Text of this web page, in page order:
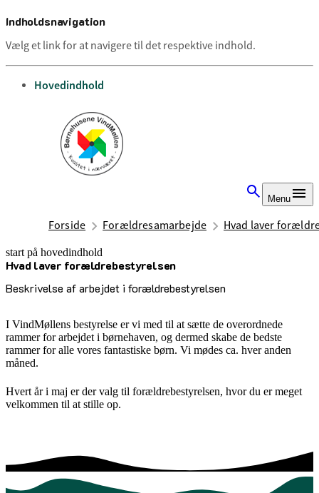
Indholdsnavigation
Vælg et link for at navigere til det respektive indhold.
gå til
Hovedindhold
Menu
Forside Forældresamarbejde Hvad laver
start på hovedindhold
Hvad laver forældrebestyrelsen
Beskrivelse af arbejdet i forældrebestyrelsen
senest opdateret 12. august 2025
I VindMøllens bestyrelse er vi med til at sætte de overordnede
rammer for arbejdet i børnehaven, og dermed skabe de bedste
rammer for alle vores fantastiske børn. Vi mødes ca. hver anden
måned.
Hvert år i maj er der valg til forældrebestyrelsen, hvor du er meget
velkommen til at stille op.